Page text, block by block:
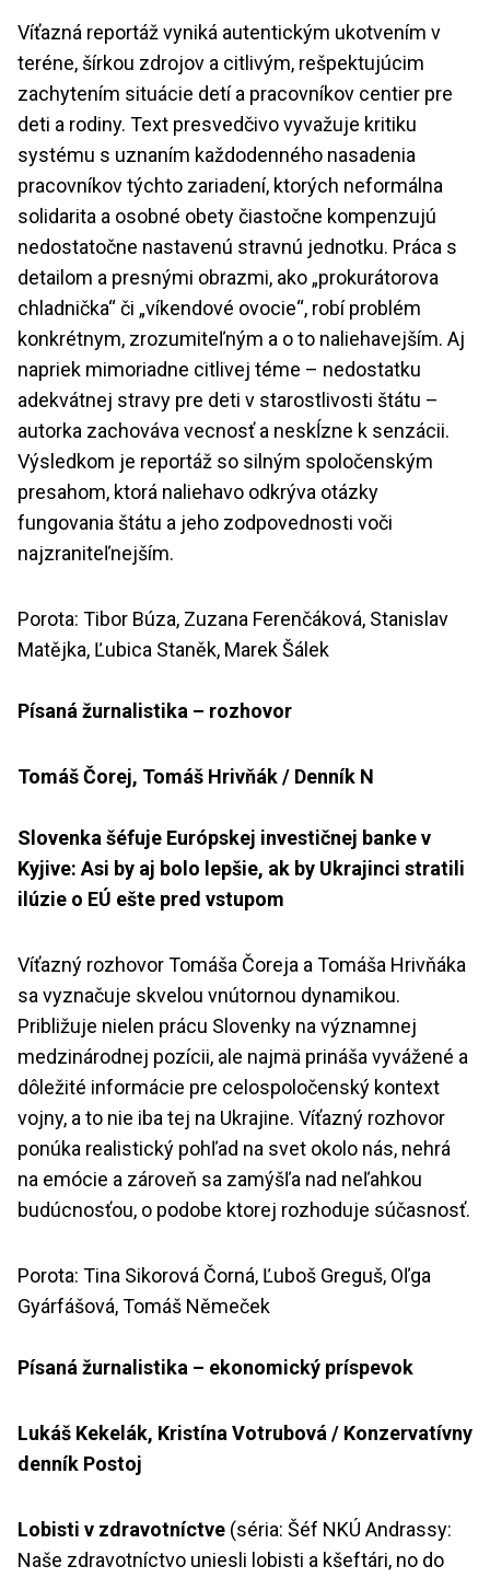
Víťazná reportáž vyniká autentickým ukotvením v
teréne, šírkou zdrojov a citlivým, rešpektujúcim
zachytením situácie detí a pracovníkov centier pre
deti a rodiny. Text presvedčivo vyvažuje kritiku
systému s uznaním každodenného nasadenia
pracovníkov týchto zariadení, ktorých neformálna
solidarita a osobné obety čiastočne kompenzujú
nedostatočne nastavenú stravnú jednotku. Práca s
detailom a presnými obrazmi, ako „prokurátorova
chladnička“ či „víkendové ovocie“, robí problém
konkrétnym, zrozumiteľným a o to naliehavejším. Aj
napriek mimoriadne citlivej téme – nedostatku
adekvátnej stravy pre deti v starostlivosti štátu –
autorka zachováva vecnosť a neskĺzne k senzácii.
Výsledkom je reportáž so silným spoločenským
presahom, ktorá naliehavo odkrýva otázky
fungovania štátu a jeho zodpovednosti voči
najzraniteľnejším.
Porota: Tibor Búza, Zuzana Ferenčáková, Stanislav
Matějka, Ľubica Staněk, Marek Šálek
Písaná žurnalistika – rozhovor
Tomáš Čorej, Tomáš Hrivňák / Denník N
Slovenka šéfuje Európskej investičnej banke v
Kyjive: Asi by aj bolo lepšie, ak by Ukrajinci stratili
ilúzie o EÚ ešte pred vstupom
Víťazný rozhovor Tomáša Čoreja a Tomáša Hrivňáka
sa vyznačuje skvelou vnútornou dynamikou.
Približuje nielen prácu Slovenky na významnej
medzinárodnej pozícii, ale najmä prináša vyvážené a
dôležité informácie pre celospoločenský kontext
vojny, a to nie iba tej na Ukrajine. Víťazný rozhovor
ponúka realistický pohľad na svet okolo nás, nehrá
na emócie a zároveň sa zamýšľa nad neľahkou
budúcnosťou, o podobe ktorej rozhoduje súčasnosť.
Porota: Tina Sikorová Čorná, Ľuboš Greguš, Oľga
Gyárfášová, Tomáš Němeček
Písaná žurnalistika – ekonomický príspevok
Lukáš Kekelák, Kristína Votrubová / Konzervatívny
denník Postoj
Lobisti v zdravotníctve (séria: Šéf NKÚ Andrassy:
Naše zdravotníctvo uniesli lobisti a kšeftári, no do